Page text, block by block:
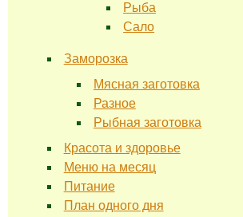
Рыба
Сало
Заморозка
Мясная заготовка
Разное
Рыбная заготовка
Красота и здоровье
Меню на месяц
Питание
План одного дня